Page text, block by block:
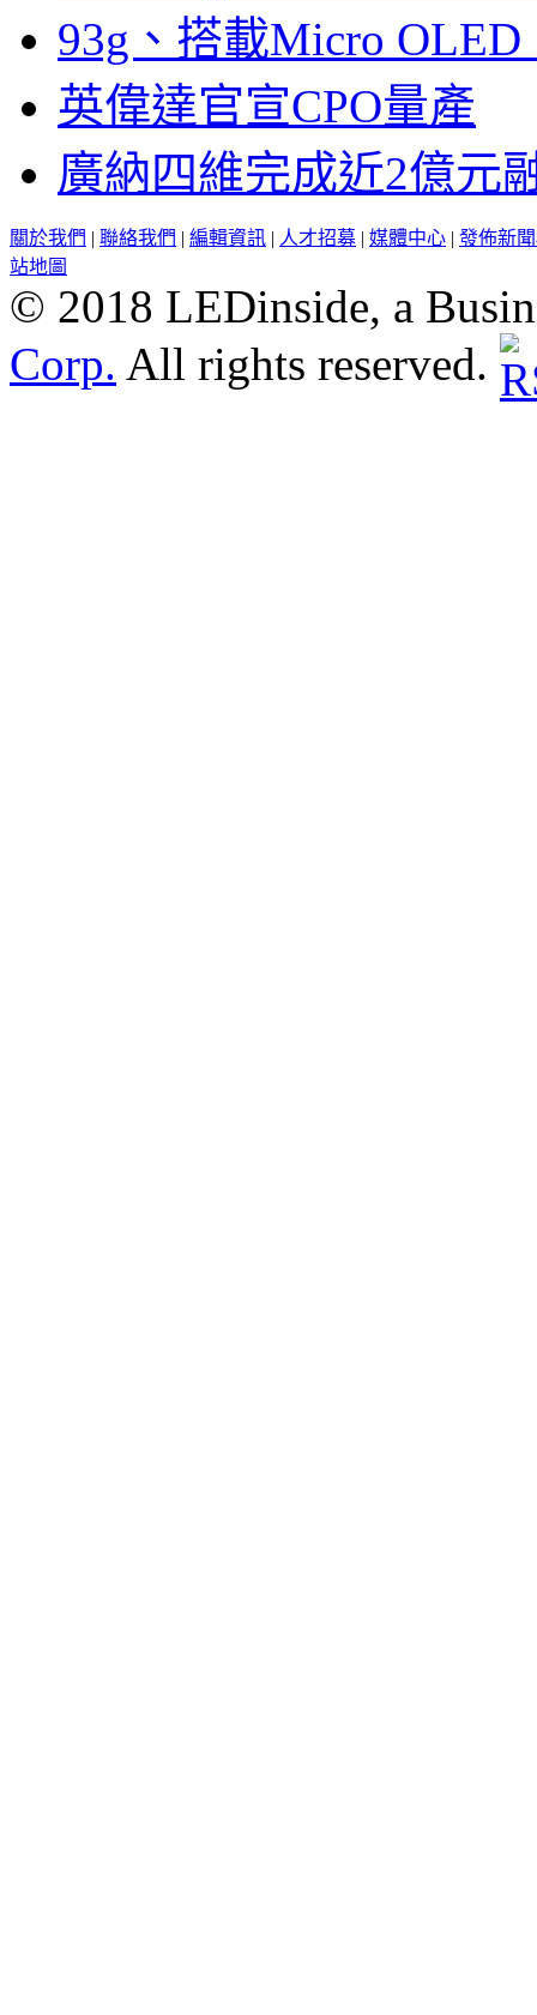
93g、搭載Micro
英偉達官宣CPO量產
廣納四維完成近2億元
關於我們 | 聯絡我們 | 編輯資訊 | 人才招募 | 媒體中心 | 發佈新
站地圖
© 2018 LEDinside, a
Corp. All rights reserved.